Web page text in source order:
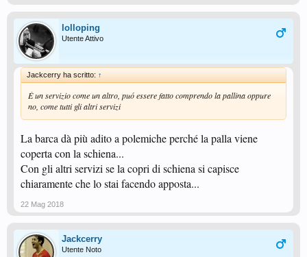
lolloping
Utente Attivo
Jackcerry ha scritto: ↑
È un servizio come un altro, puó essere fatto comprendo la pallina oppure
no, come tutti gli altri servizi
La barca dà più adito a polemiche perché la palla viene
coperta con la schiena...
Con gli altri servizi se la copri di schiena si capisce
chiaramente che lo stai facendo apposta...
22 Mag 2018
Jackcerry
Utente Noto